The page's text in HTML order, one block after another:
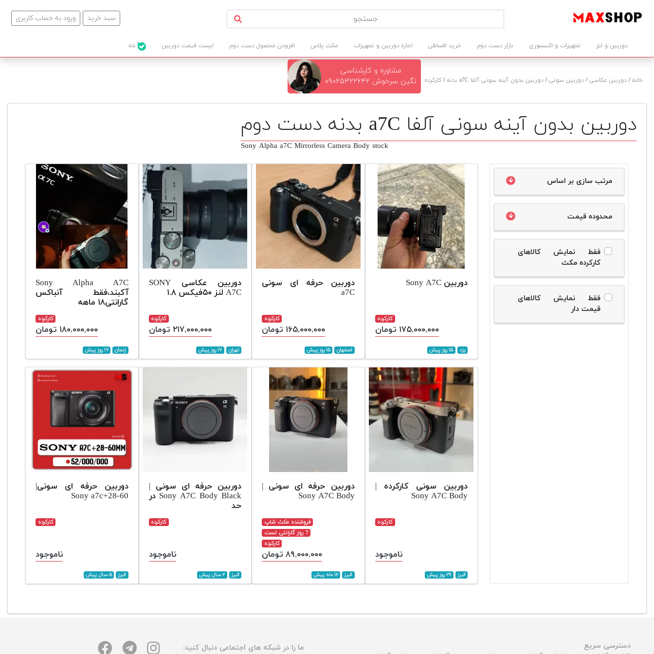
ورود به حساب کاربری سبد خرید
دوربین و لنز تجهیزات و اکسسوری بازار دست دوم خرید اقساطی اجاره دوربین و تجهیزات مکث پلاس افزودن محصول دست دوم لیست قیمت دوربین
خانه/ دوربین عکاسی/ دوربین سونی/ دوربین بدون آینه سونی آلفا a7C بدنه / کارکرده
مشاوره و کارشناسی
نگین سرخوش ۰۹۰۲۵۳۲۲۶۴۲
دوربین بدون آینه سونی آلفا a7C بدنه دست دوم
Sony Alpha a7C Mirrorless Camera Body stock
مرتب سازی بر اساس
محدوده قیمت
فقط نمایش کالاهای
کارکرده مکث
فقط نمایش کالاهای
قیمت دار
دوربین Sony A7C
کارکرده
۱۷۵,۰۰۰,۰۰۰ تومان
یزد ۱۵ روز پیش
دوربین حرفه ای سونی
a7C
کارکرده
۱۶۵,۰۰۰,۰۰۰ تومان
اصفهان ۱۵ روز پیش
دوربین عکاسی SONY
A7C لنز ۵۰فیکس ۱.۸
کارکرده
۲۱۷,۰۰۰,۰۰۰ تومان
تهران ۱۷ روز پیش
Sony Alpha A7C
آکبند،فقط آنباکس
گارانتی۱۸ ماهه
کارکرده
۱۸۰,۰۰۰,۰۰۰ تومان
زنجان ۱۷ روز پیش
دوربین سونی کارکرده |
Sony A7C Body
کارکرده
ناموجود
البرز ۲۹ روز پیش
دوربین حرفه ای سونی |
Sony A7C Body
فروشنده مکث شاپ
7 روز گارانتی تست
کارکرده
۸۹,۰۰۰,۰۰۰ تومان
البرز ۱۲ ماه پیش
دوربین حرفه ای سونی |
Sony A7C Body Black در
حد
کارکرده
ناموجود
البرز ۲ سال پیش
دوربین حرفه ای سونی|
Sony a7c+28-60
کارکرده
ناموجود
البرز ۵ سال پیش
دسترسی سریع
ما را در شبکه های اجتماعی دنبال کنید: